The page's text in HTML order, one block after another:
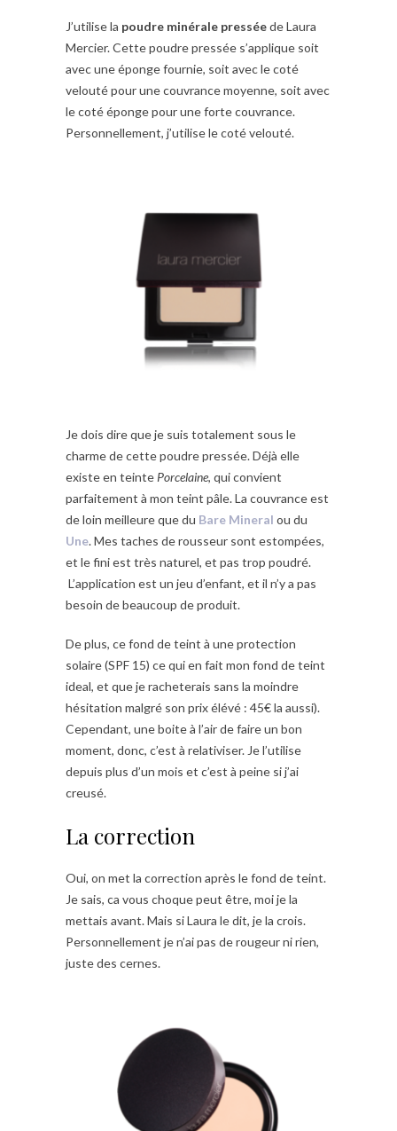
J’utilise la poudre minérale presséede Laura
Mercier. Cette poudre pressée s’applique soit
avec une éponge fournie, soit avec le coté
velouté pour une couvrance moyenne, soit avec
le coté éponge pour une forte couvrance.
Personnellement, j’utilise le coté velouté.
Je dois dire que je suis totalement sous le
charme de cette poudre pressée. Déjà elle
existe en teinte Porcelaine, qui convient
parfaitement à mon teint pâle. La couvrance est
de loin meilleure que du Bare Mineral ou du
Une. Mes taches de rousseur sont estompées,
et le fini est très naturel, et pas trop poudré.
L’application est un jeu d’enfant, et il n’y a pas
besoin de beaucoup de produit.
De plus, ce fond de teint à une protection
solaire (SPF 15) ce qui en fait mon fond de teint
ideal, et que je racheterais sans la moindre
hésitation malgré son prix élévé : 45€ la aussi).
Cependant, une boite à l’air de faire un bon
moment, donc, c’est à relativiser. Je l’utilise
depuis plus d’un mois et c’est à peine si j’ai
creusé.
La correction
Oui, on met la correction après le fond de teint.
Je sais, ca vous choque peut être, moi je la
mettais avant. Mais si Laura le dit, je la crois.
Personnellement je n’ai pas de rougeur ni rien,
juste des cernes.